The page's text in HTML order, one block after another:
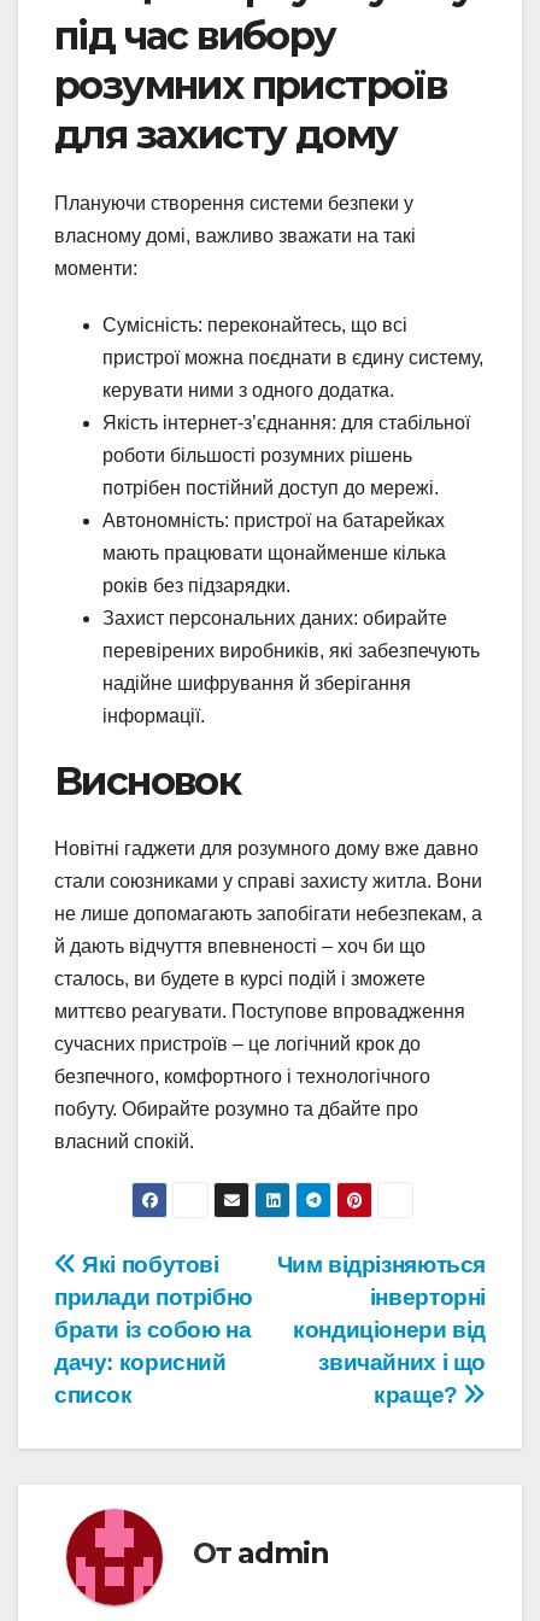
під час вибору
розумних пристроїв
для захисту дому
Плануючи створення системи безпеки у
власному домі, важливо зважати на такі
моменти:
Сумісність: переконайтесь, що всі
пристрої можна поєднати в єдину систему,
керувати ними з одного додатка.
Якість інтернет-з’єднання: для стабільної
роботи більшості розумних рішень
потрібен постійний доступ до мережі.
Автономність: пристрої на батарейках
мають працювати щонайменше кілька
років без підзарядки.
Захист персональних даних: обирайте
перевірених виробників, які забезпечують
надійне шифрування й зберігання
інформації.
Висновок
Новітні гаджети для розумного дому вже давно
стали союзниками у справі захисту житла. Вони
не лише допомагають запобігати небезпекам, а
й дають відчуття впевненості – хоч би що
сталось, ви будете в курсі подій і зможете
миттєво реагувати. Поступове впровадження
сучасних пристроїв – це логічний крок до
безпечного, комфортного і технологічного
побуту. Обирайте розумно та дбайте про
власний спокій.
Навигация
по
записям
Чим відрізняються
інверторні
кондиціонери від
звичайних і що
краще?
Які побутові
прилади потрібно
брати із собою на
дачу: корисний
список
От admin